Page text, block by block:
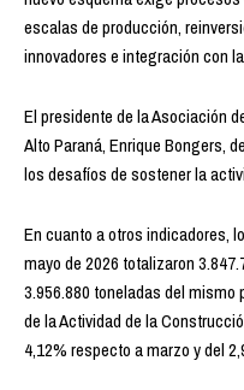
escalas de producción,
innovadores e integración con
El presidente de la Asociación
Alto Paraná, Enrique Bongers,
los desafíos de sostener la
En cuanto a otros indicadores,
mayo de 2026 totalizaron
3.956.880 toneladas del mismo
de la Actividad de la
4,12% respecto a marzo y del